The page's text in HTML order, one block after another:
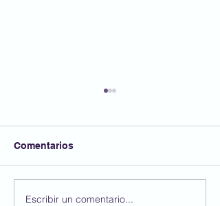
Joves flabiolaires.
Comentarios
Escribir un comentario...